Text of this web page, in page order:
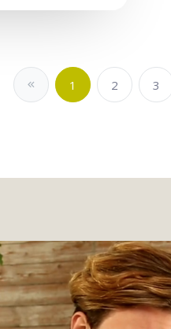
1 2 3